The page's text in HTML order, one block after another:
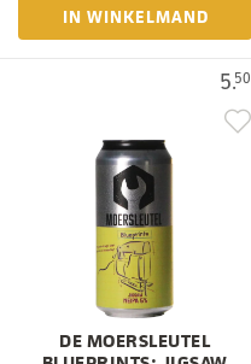
IN WINKELMAND
5.50
DE MOERSLEUTEL